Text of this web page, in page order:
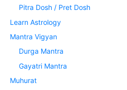
Pitra Dosh / Pret Dosh
Learn Astrology
Mantra Vigyan
Durga Mantra
Gayatri Mantra
Muhurat